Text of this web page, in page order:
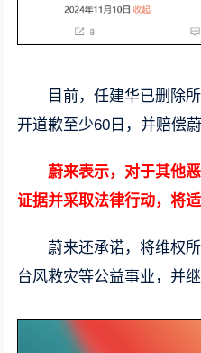
目前，任建华已删除
开道歉至少60日，并赔偿
蔚来表示，对于其他
证据并采取法律行动，将适
蔚来还承诺，将维权
台风救灾等公益事业，并继